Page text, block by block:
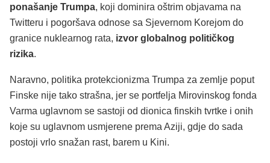
ponašanje Trumpa, koji dominira oštrim objavama na
Twitteru i pogoršava odnose sa Sjevernom Korejom do
granice nuklearnog rata, izvor globalnog političkog
rizika.
Naravno, politika protekcionizma Trumpa za zemlje poput
Finske nije tako strašna, jer se portfelja Mirovinskog fonda
Varma uglavnom se sastoji od dionica finskih tvrtke i onih
koje su uglavnom usmjerene prema Aziji, gdje do sada
postoji vrlo snažan rast, barem u Kini.